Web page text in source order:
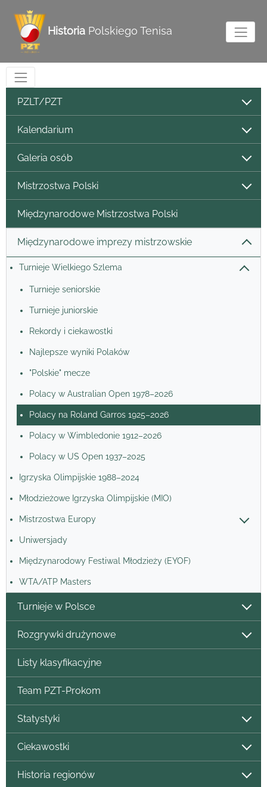
Historia Polskiego Tenisa
PZLT/PZT
Kalendarium
Galeria osób
Mistrzostwa Polski
Międzynarodowe Mistrzostwa Polski
Międzynarodowe imprezy mistrzowskie
Turnieje Wielkiego Szlema
Turnieje seniorskie
Turnieje juniorskie
Rekordy i ciekawostki
Najlepsze wyniki Polaków
"Polskie" mecze
Polacy w Australian Open 1978–2026
Polacy na Roland Garros 1925–2026
Polacy w Wimbledonie 1912–2026
Polacy w US Open 1937–2025
Igrzyska Olimpijskie 1988–2024
Młodzieżowe Igrzyska Olimpijskie (MIO)
Mistrzostwa Europy
Uniwersjady
Międzynarodowy Festiwal Młodzieży (EYOF)
WTA/ATP Masters
Turnieje w Polsce
Rozgrywki drużynowe
Listy klasyfikacyjne
Team PZT-Prokom
Statystyki
Ciekawostki
Historia regionów